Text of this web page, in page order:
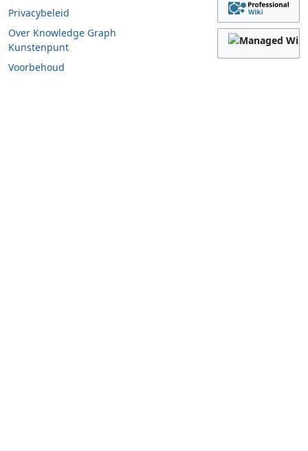
Privacybeleid
Over Knowledge Graph
Kunstenpunt
Voorbehoud